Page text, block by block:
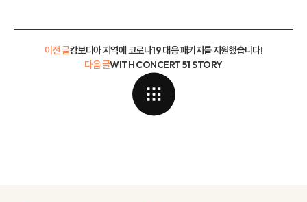
이전 글캄보디아 지역에 코로나19 대응 패키지를 지원했습니다!
WITH CONCERT 51 STORY
다음 글